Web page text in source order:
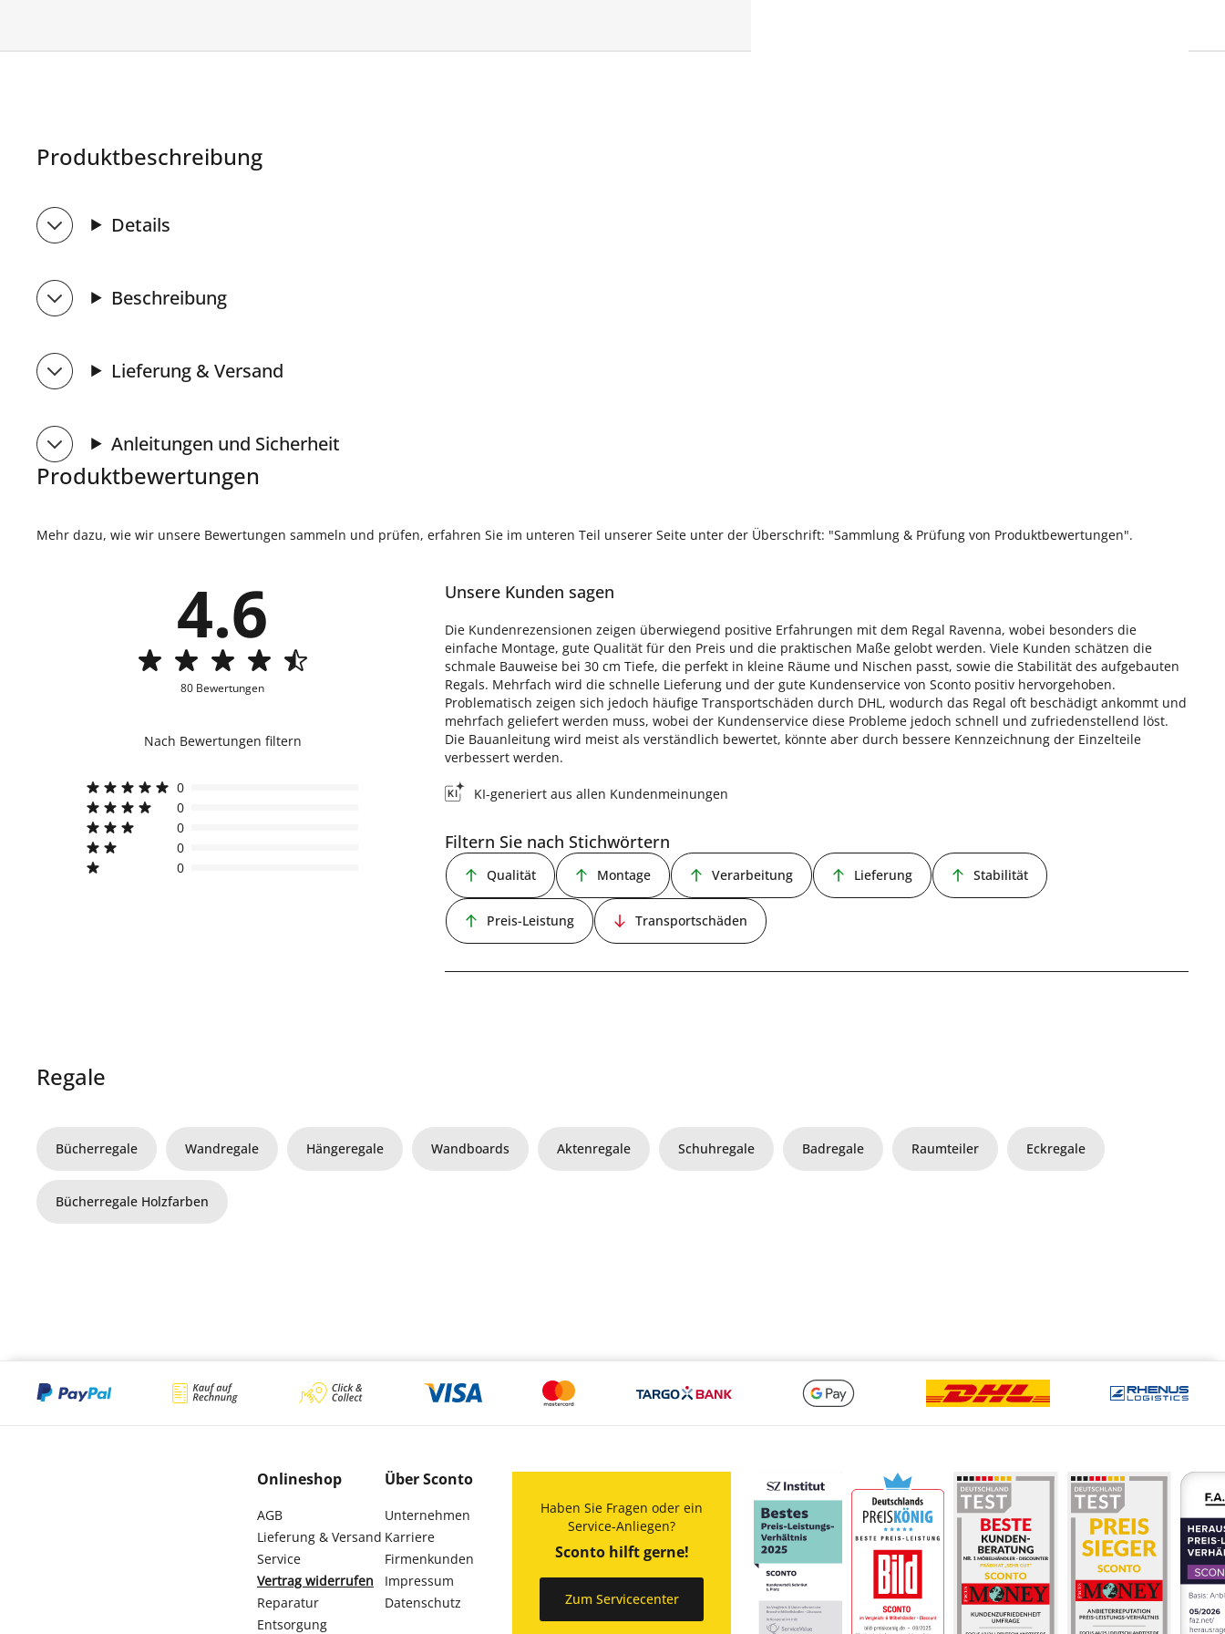
Produktbeschreibung
Details
Beschreibung
Lieferung & Versand
Anleitungen und Sicherheit
Produktbewertungen
Mehr dazu, wie wir unsere Bewertungen sammeln und prüfen, erfahren Sie im unteren Teil unserer Seite unter der Überschrift: "Sammlung & Prüfung von Produktbewertungen".
4.6
80 Bewertungen
Nach Bewertungen filtern
0
0
0
0
0
Unsere Kunden sagen
Die Kundenrezensionen zeigen überwiegend positive Erfahrungen mit dem Regal Ravenna, wobei besonders die
einfache Montage, gute Qualität für den Preis und die praktischen Maße gelobt werden. Viele Kunden schätzen die
schmale Bauweise bei 30 cm Tiefe, die perfekt in kleine Räume und Nischen passt, sowie die Stabilität des aufgebauten
Regals. Mehrfach wird die schnelle Lieferung und der gute Kundenservice von Sconto positiv hervorgehoben.
Problematisch zeigen sich jedoch häufige Transportschäden durch DHL, wodurch das Regal oft beschädigt ankommt und
mehrfach geliefert werden muss, wobei der Kundenservice diese Probleme jedoch schnell und zufriedenstellend löst.
Die Bauanleitung wird meist als verständlich bewertet, könnte aber durch bessere Kennzeichnung der Einzelteile
verbessert werden.
KI-generiert aus allen Kundenmeinungen
Filtern Sie nach Stichwörtern
Qualität Montage Verarbeitung Lieferung Stabilität
Preis-Leistung Transportschäden
Regale
Bücherregale Wandregale Hängeregale Wandboards Aktenregale Schuhregale Badregale Raumteiler Eckregale
Bücherregale Holzfarben
Onlineshop
AGB
Lieferung & Versand
Service
Vertrag widerrufen
Reparatur
Entsorgung
Über Sconto
Unternehmen
Karriere
Firmenkunden
Impressum
Datenschutz
Haben Sie Fragen oder ein
Service-Anliegen?
Sconto hilft gerne!
Zum Servicecenter